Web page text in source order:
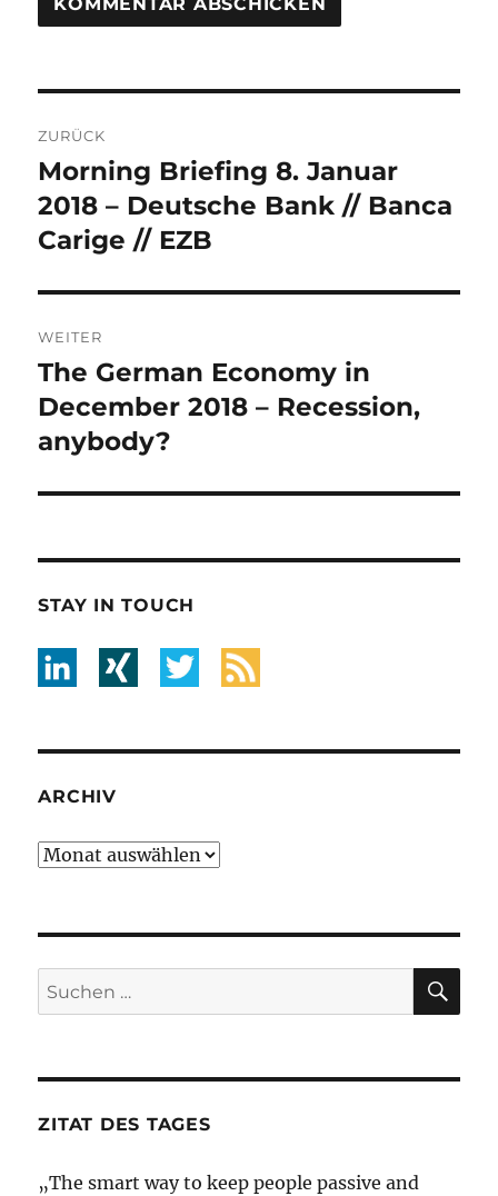
Navigation
ZURÜCK
Vorheriger
Beitrag:
Morning Briefing 8. Januar
2018 – Deutsche Bank // Banca
Carige // EZB
WEITER
Nächster
Beitrag:
The German Economy in
December 2018 – Recession,
anybody?
STAY IN TOUCH
ARCHIV
Archiv
Suche
nach:
ZITAT DES TAGES
„The smart way to keep people passive and